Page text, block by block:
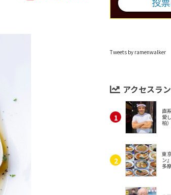
Tweets by ramenwalker
アクセスラ
直
愛
柏）
東
ン
多